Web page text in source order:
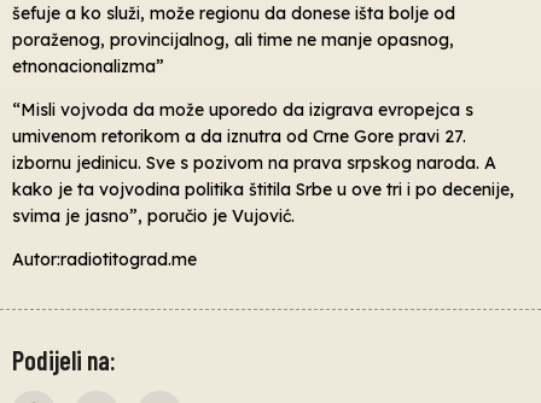
šefuje a ko služi, može regionu da donese išta bolje od
poraženog, provincijalnog, ali time ne manje opasnog,
etnonacionalizma”
“Misli vojvoda da može uporedo da izigrava evropejca s
umivenom retorikom a da iznutra od Crne Gore pravi 27.
izbornu jedinicu. Sve s pozivom na prava srpskog naroda. A
kako je ta vojvodina politika štitila Srbe u ove tri i po decenije,
svima je jasno”, poručio je Vujović.
Autor:radiotitograd.me
Podijeli na: